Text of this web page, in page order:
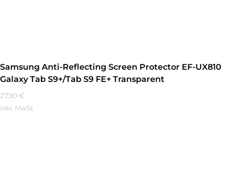
Samsung Anti-Reflecting Screen Protector EF-UX810
Galaxy Tab S9+/Tab S9 FE+ Transparent
27,90 €
inkl. MwSt.